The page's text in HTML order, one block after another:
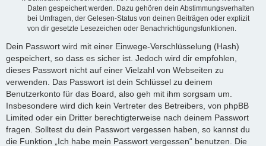
Daten gespeichert werden. Dazu gehören dein Abstimmungsverhalten
bei Umfragen, der Gelesen-Status von deinen Beiträgen oder explizit
von dir gesetzte Lesezeichen oder Benachrichtigungsfunktionen.
Dein Passwort wird mit einer Einwege-Verschlüsselung (Hash)
gespeichert, so dass es sicher ist. Jedoch wird dir empfohlen,
dieses Passwort nicht auf einer Vielzahl von Webseiten zu
verwenden. Das Passwort ist dein Schlüssel zu deinem
Benutzerkonto für das Board, also geh mit ihm sorgsam um.
Insbesondere wird dich kein Vertreter des Betreibers, von phpBB
Limited oder ein Dritter berechtigterweise nach deinem Passwort
fragen. Solltest du dein Passwort vergessen haben, so kannst du
die Funktion „Ich habe mein Passwort vergessen“ benutzen. Die